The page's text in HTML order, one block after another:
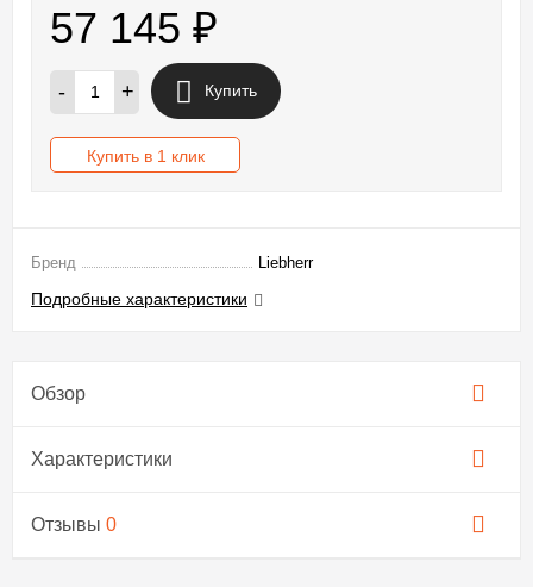
57 145 ₽
- + Купить
Купить в 1 клик
Бренд Liebherr
Подробные характеристики
Обзор
Характеристики
Отзывы 0